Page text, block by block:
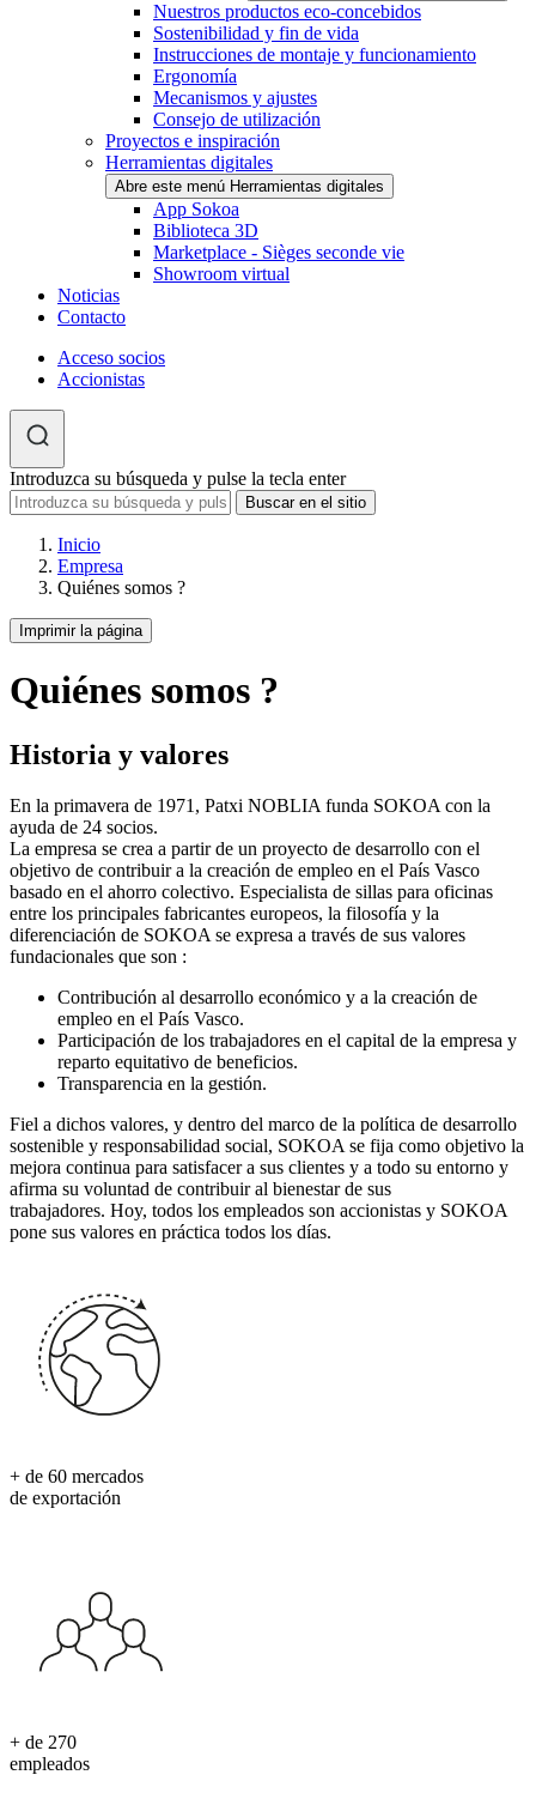
Nuestros productos eco-concebidos
Sostenibilidad y fin de vida
Instrucciones de montaje y funcionamiento
Ergonomía
Mecanismos y ajustes
Consejo de utilización
Proyectos e inspiración
Herramientas digitales
Abre este menú Herramientas digitales
App Sokoa
Biblioteca 3D
Marketplace - Sièges seconde vie
Showroom virtual
Noticias
Contacto
Acceso socios
Accionistas
Introduzca su búsqueda y pulse la tecla enter
Inicio
Empresa
Quiénes somos ?
Imprimir la página
Quiénes somos ?
Historia y valores
En la primavera de 1971, Patxi NOBLIA funda SOKOA con la
ayuda de 24 socios.
La empresa se crea a partir de un proyecto de desarrollo con el
objetivo de contribuir a la creación de empleo en el País Vasco
basado en el ahorro colectivo. Especialista de sillas para oficinas
entre los principales fabricantes europeos, la filosofía y la
diferenciación de SOKOA se expresa a través de sus valores
fundacionales que son :
Contribución al desarrollo económico y a la creación de
empleo en el País Vasco.
Participación de los trabajadores en el capital de la empresa y
reparto equitativo de beneficios.
Transparencia en la gestión.
Fiel a dichos valores, y dentro del marco de la política de desarrollo
sostenible y responsabilidad social, SOKOA se fija como objetivo la
mejora continua para satisfacer a sus clientes y a todo su entorno y
afirma su voluntad de contribuir al bienestar de sus
trabajadores. Hoy, todos los empleados son accionistas y SOKOA
pone sus valores en práctica todos los días.
+ de 60 mercados
de exportación
+ de 270
empleados